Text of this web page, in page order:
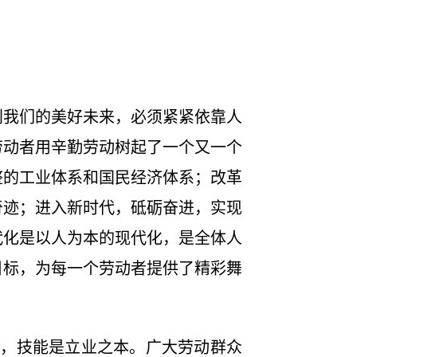
们的美好未来，必须紧紧依靠人
者用辛勤劳动树起了一个又一个
工业体系和国民经济体系；改革
；进入新时代，砥砺奋进，实现
是以人为本的现代化，是全体人
，为每一个劳动者提供了精彩舞
能是立业之本。广大劳动群众